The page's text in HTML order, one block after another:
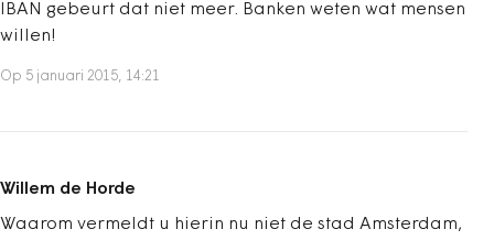
IBAN gebeurt dat niet meer. Banken weten wat mensen
willen!
Op 5 januari 2015, 14:21
Willem de Horde
Waarom vermeldt u hierin nu niet de stad Amsterdam,